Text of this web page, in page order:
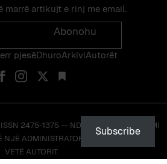
marrë artikujt e rinj me email.
Abonohu
pjes​​ë​DhuroArkiviAutorët
2475-1375 — NDALOHET RIPRODHIMI
ADMINISTRATORI TË FAQES OSE TË
VETË AUTORIT.
Subscribe